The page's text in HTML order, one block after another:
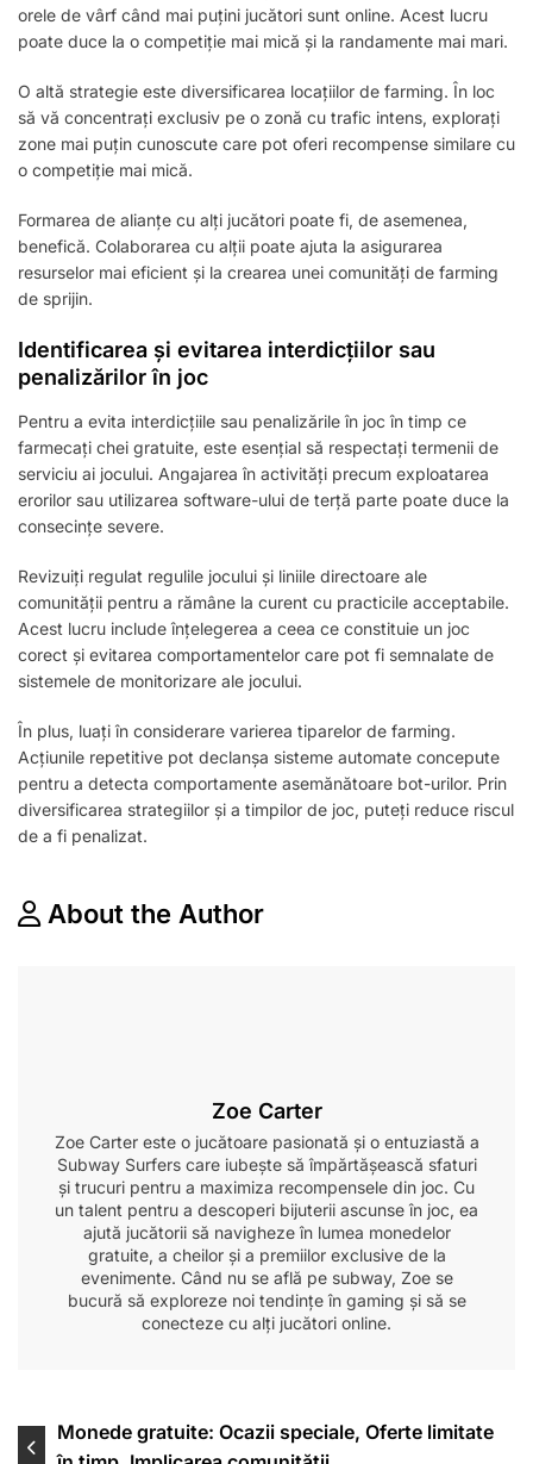
orele de vârf când mai puțini jucători sunt online. Acest lucru
poate duce la o competiție mai mică și la randamente mai mari.
O altă strategie este diversificarea locațiilor de farming. În loc
să vă concentrați exclusiv pe o zonă cu trafic intens, explorați
zone mai puțin cunoscute care pot oferi recompense similare cu
o competiție mai mică.
Formarea de alianțe cu alți jucători poate fi, de asemenea,
benefică. Colaborarea cu alții poate ajuta la asigurarea
resurselor mai eficient și la crearea unei comunități de farming
de sprijin.
Identificarea și evitarea interdicțiilor sau
penalizărilor în joc
Pentru a evita interdicțiile sau penalizările în joc în timp ce
farmecați chei gratuite, este esențial să respectați termenii de
serviciu ai jocului. Angajarea în activități precum exploatarea
erorilor sau utilizarea software-ului de terță parte poate duce la
consecințe severe.
Revizuiți regulat regulile jocului și liniile directoare ale
comunității pentru a rămâne la curent cu practicile acceptabile.
Acest lucru include înțelegerea a ceea ce constituie un joc
corect și evitarea comportamentelor care pot fi semnalate de
sistemele de monitorizare ale jocului.
În plus, luați în considerare varierea tiparelor de farming.
Acțiunile repetitive pot declanșa sisteme automate concepute
pentru a detecta comportamente asemănătoare bot-urilor. Prin
diversificarea strategiilor și a timpilor de joc, puteți reduce riscul
de a fi penalizat.
About the Author
Zoe Carter
Zoe Carter este o jucătoare pasionată și o entuziastă a
Subway Surfers care iubește să împărtășească sfaturi
și trucuri pentru a maximiza recompensele din joc. Cu
un talent pentru a descoperi bijuterii ascunse în joc, ea
ajută jucătorii să navigheze în lumea monedelor
gratuite, a cheilor și a premiilor exclusive de la
evenimente. Când nu se află pe subway, Zoe se
bucură să exploreze noi tendințe în gaming și să se
conecteze cu alți jucători online.
PostMonede gratuite: Ocazii speciale, Oferte limitate